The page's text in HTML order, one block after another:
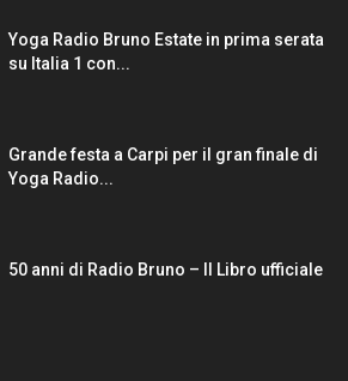
Yoga Radio Bruno Estate in prima serata
su Italia 1 con...
Grande festa a Carpi per il gran finale di
Yoga Radio...
50 anni di Radio Bruno – Il Libro ufficiale